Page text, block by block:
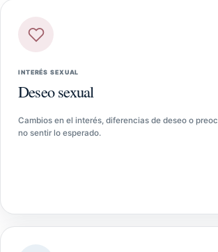
INTERÉS SEXUAL
Deseo sexual
Cambios en el interés, diferencias de deseo o
no sentir lo esperado.